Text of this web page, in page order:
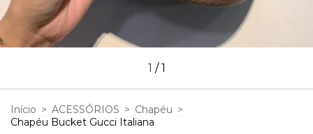
1 /1
Início > ACESSÓRIOS > Chapéu >
Chapéu Bucket Gucci Italiana